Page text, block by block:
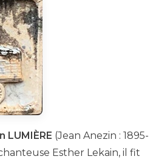
LUMIÈRE (Jean Anezin : 1895-
Esther Lekain, il fit